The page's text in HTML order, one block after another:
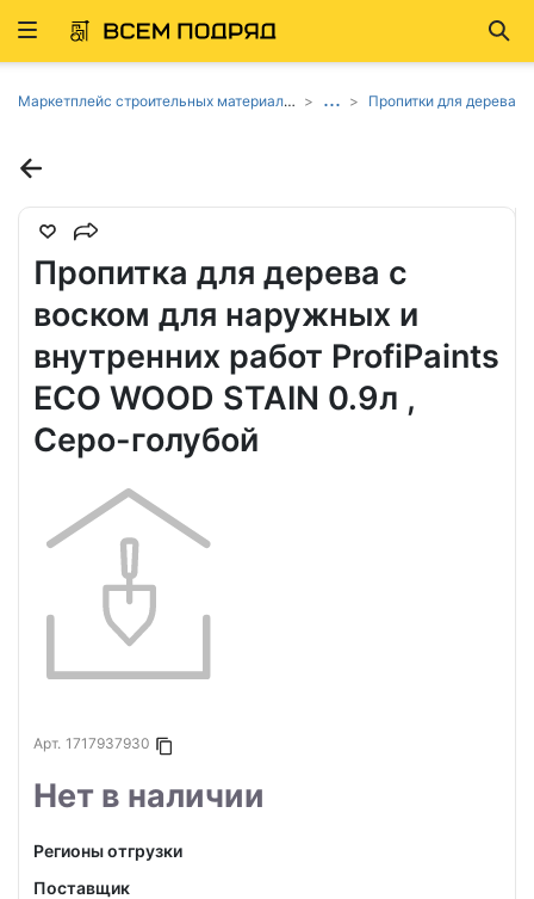
Развернуть
Маркетплейс строительных материалов и товаров ... Пропитки для дерева
Пропитка для дерева с
воском для наружных и
внутренних работ ProfiPaints
ECO WOOD STAIN 0.9л ,
Серо-голубой
Арт. 1717937930
Копировать в буфер
Нет в наличии
Регионы отгрузки
Поставщик